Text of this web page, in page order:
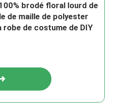
brodé floral lourd de
de maille de polyester
robe de costume de DIY